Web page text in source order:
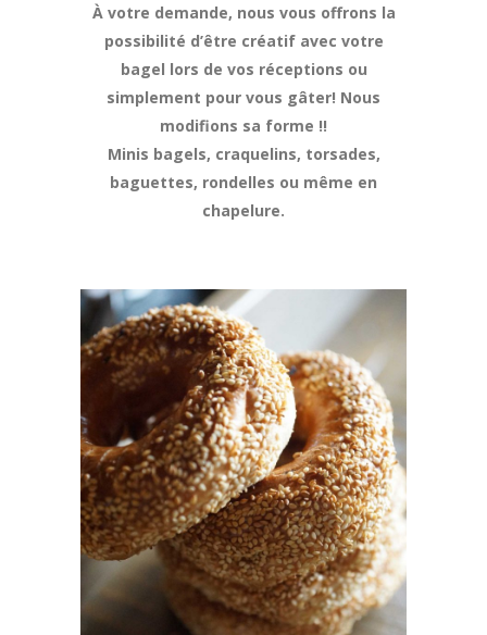
À votre demande, nous vous offrons la
possibilité d’être créatif avec votre
bagel lors de vos réceptions ou
simplement pour vous gâter! Nous
modifions sa forme !!
Minis bagels, craquelins, torsades,
baguettes, rondelles ou même en
chapelure.